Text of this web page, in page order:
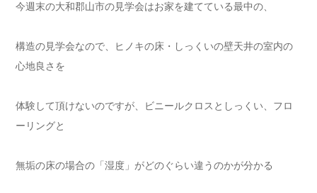
今週末の大和郡山市の見学会はお家を建てている最中の、
構造の見学会なので、ヒノキの床・しっくいの壁天井の室内の
心地良さを
体験して頂けないのですが、ビニールクロスとしっくい、フロ
ーリングと
無垢の床の場合の「湿度」がどのぐらい違うのかが分かる